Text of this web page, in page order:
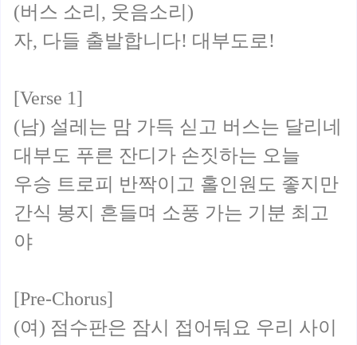
(버스 소리, 웃음소리)
자, 다들 출발합니다! 대부도로!
[Verse 1]
(남) 설레는 맘 가득 싣고 버스는 달리네
대부도 푸른 잔디가 손짓하는 오늘
우승 트로피 반짝이고 홀인원도 좋지만
간식 봉지 흔들며 소풍 가는 기분 최고
야
[Pre-Chorus]
(여) 점수판은 잠시 접어둬요 우리 사이